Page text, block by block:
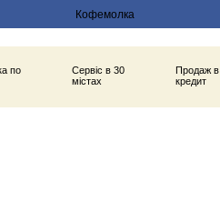
по
Сервіс в 30
містах
Продаж в
кредит